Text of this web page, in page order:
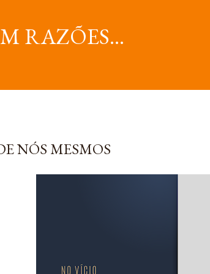
RAZÕES...
NÓS MESMOS